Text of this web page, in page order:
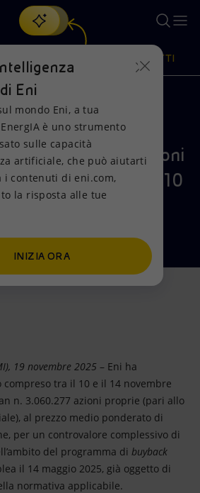
nostra nuova soluzione di intelligenza
PRODOTTI
Comunicati Stampa
REPORT
sull’acquisto di azioni
compreso tra il 10
2025
19 novembre 2025 – Eni ha
tra il 10 e il 14 novembre
n. 3.060.277 azioni proprie (pari allo
al prezzo medio ponderato di
per un controvalore complessivo di
del programma di buyback
il 14 maggio 2025, già oggetto di
normativa applicabile.
Eni
mondo Eni, a tua
è uno strumento
sulle capacità
artificiale, che può aiutarti
i contenuti di eni.com,
la risposta alle tue
INIZIA ORA